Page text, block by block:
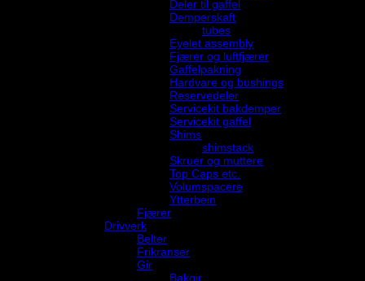
Deler til gaffel
Demperskaft
tubes
Eyelet assembly
Fjærer og luftfjærer
Gaffelpakning
Hardvare og bushings
Reservedeler
Servicekit bakdemper
Servicekit gaffel
Shims
shimstack
Skruer og muttere
Top Caps etc.
Volumspacere
Ytterbein
Fjærer
Drivverk
Belter
Frikranser
Gir
Bakgir